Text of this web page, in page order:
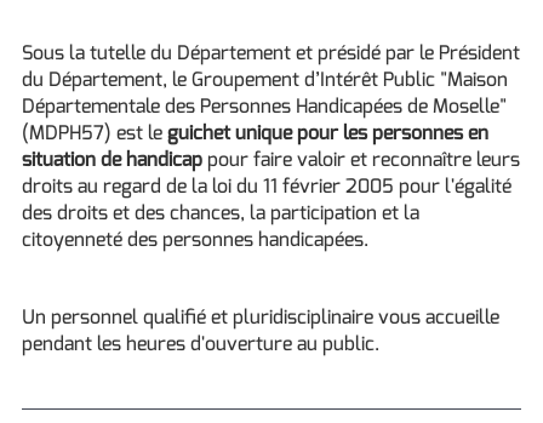
Sous la tutelle du Département et présidé par le Président
du Département, le Groupement d’Intérêt Public "Maison
Départementale des Personnes Handicapées de Moselle"
(MDPH57) est leguichet unique pour les personnes en
situation de handicappour faire valoir et reconnaître leurs
droits au regard de la loi du 11 février 2005 pour l'égalité
des droits et des chances, la participation et la
citoyenneté des personnes handicapées.
Un personnel qualifié et pluridisciplinaire vous accueille
pendant les heures d'ouverture au public.